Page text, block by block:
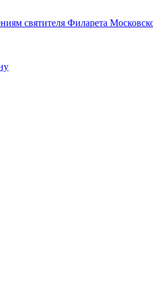
святителя Филарета